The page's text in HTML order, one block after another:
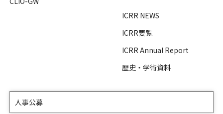
ICRR NEWS
ICRR要覧
ICRR Annual Report
歴史・学術資料
人事公募